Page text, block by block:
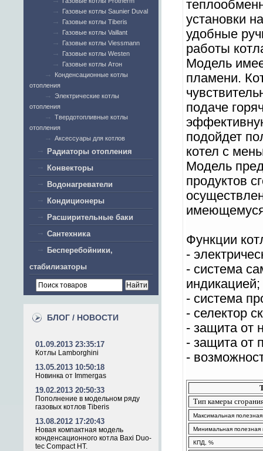
Газовые котлы Saunier Duval
Газовые котлы Tiberis
Газовые котлы Vaillant
Газовые котлы Viessmann
Газовые котлы Westen
Газовые котлы Атон
Конденсационные котлы
отопления
Электрические котлы
отопления
Твердотопливные котлы
отопления
Аксессуары для котлов
Радиаторы отопления
Конвекторы
Водонагреватели
Кондиционеры
Расширительные баки
Сантехника
Бесперебойники,
стабилизаторы
БЛОГ / НОВОСТИ
01.09.2013 23:35:17
Котлы Lamborghini
13.05.2013 10:50:18
Новинка от Immergas
19.02.2013 20:50:33
Пополнение в модельном ряду
газовых котлов Tiberis
13.08.2012 17:20:43
Новая компактная модель
конденсационного котла Baxi Duo-
tec Compact HT.
установки
удобные
работы
Модель
пламени.
подаче
подойдет
котел с
Модель
продуктов
Функции
-
- система
индикацией;
- система
- селектор
- защита от
- защита от
-
Тип камеры
Максимальная
Минимальная полезная
КПД, %